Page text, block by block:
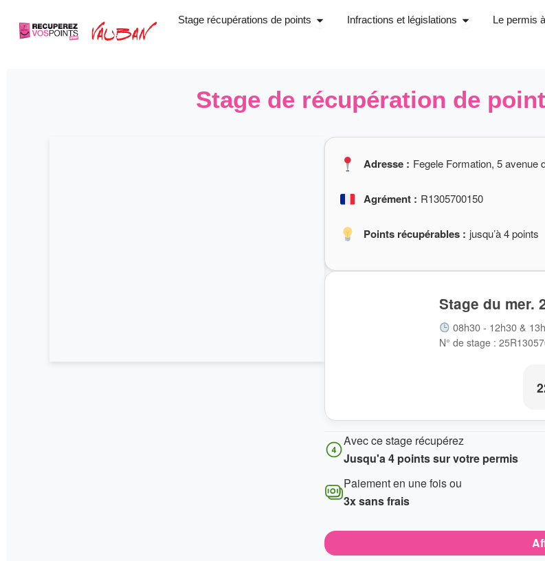
Stage récupérations de points Ouvrir Stage récupérations de points
Infractions et législations Ouvrir Infractions
Le permis
Stage de récupération de
Adresse : Fegele Formation, 5 avenue
Agrément : R1305700150
Points récupérables : jusqu’à 4 points
Stage du mer.
08h30 - 12h30 &
N° de stage :
Avec ce stage récupérez
Jusqu'a 4 points sur votre permis
Paiement en une fois ou
3x sans frais